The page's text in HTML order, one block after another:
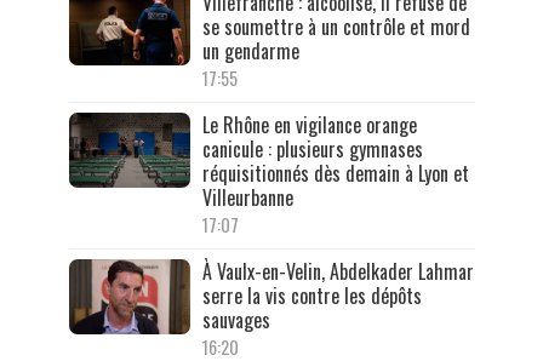
se soumettre à un contrôle et mord
un gendarme
17:55
Le Rhône en vigilance orange
canicule : plusieurs gymnases
réquisitionnés dès demain à Lyon et
Villeurbanne
17:07
À Vaulx-en-Velin, Abdelkader Lahmar
serre la vis contre les dépôts
sauvages
16:20